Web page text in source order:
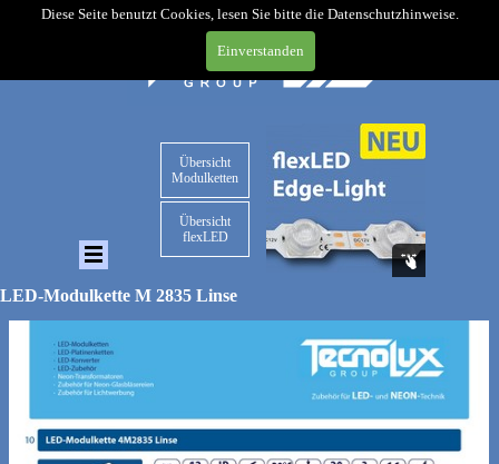
Diese Seite benutzt Cookies, lesen Sie bitte die Datenschutzhinweise.
Einverstanden
Übersicht
Modulketten
Übersicht
flexLED
LED-Modulkette M 2835 Linse